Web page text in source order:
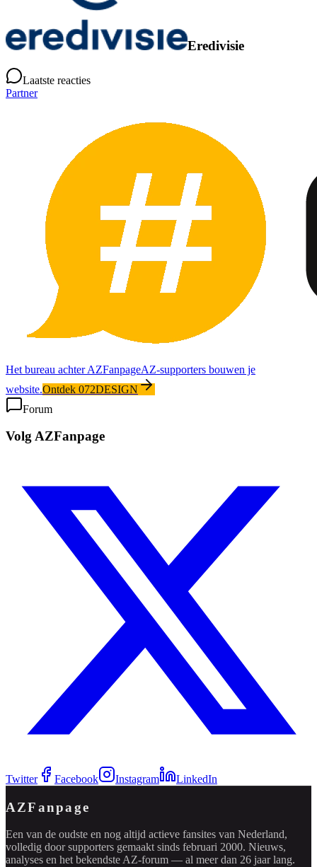
Eredivisie
Laatste reacties
Partner
Het bureau achter AZFanpageAZ-supporters bouwen je
website.Ontdek 072DESIGN
Forum
Volg AZFanpage
Twitter Facebook Instagram LinkedIn
AZFanpage
Een van de oudste en nog altijd actieve fansites van Nederland,
volledig door supporters gemaakt sinds februari 2000. Nieuws,
analyses en het bekendste AZ-forum — al meer dan 26 jaar lang.